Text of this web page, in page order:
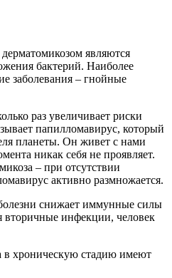
являются
бактерий. Наиболее
заболевания – гнойные
раз увеличивает риски
папилломавирус, который
планеты. Он живет с нами
никак себя не проявляет.
– при отсутствии
активно размножается.
снижает иммунные силы
вторичные инфекции, человек
в хроническую стадию имеют